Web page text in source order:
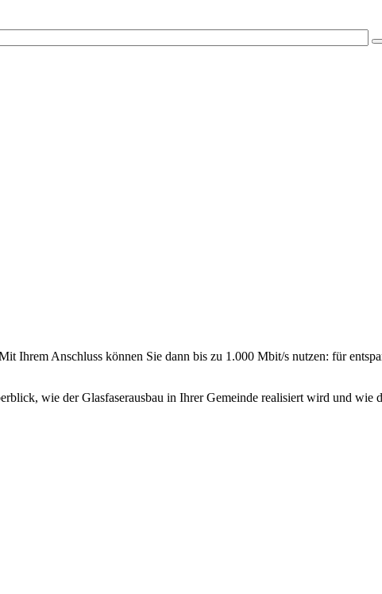
Ihrem Anschluss können Sie dann bis zu 1.000 Mbit/s nutzen: für
wie der Glasfaserausbau in Ihrer Gemeinde realisiert wird und wie